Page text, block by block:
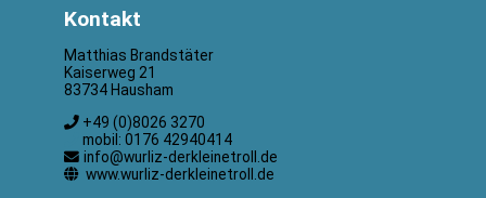
Kontakt
Matthias Brandstäter
Kaiserweg 21
83734 Hausham
+49 (0)8026 3270
mobil: 0176 42940414
info@wurliz-derkleinetroll.de
www.wurliz-derkleinetroll.de